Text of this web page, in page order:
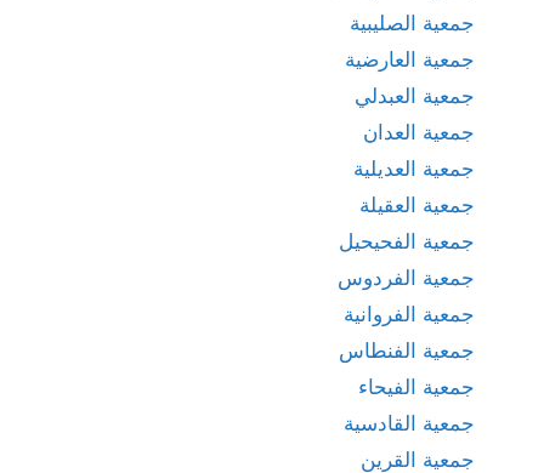
جمعية الصليبية
جمعية العارضية
جمعية العبدلي
جمعية العدان
جمعية العديلية
جمعية العقيلة
جمعية الفحيحيل
جمعية الفردوس
جمعية الفروانية
جمعية الفنطاس
جمعية الفيحاء
جمعية القادسية
جمعية القرين